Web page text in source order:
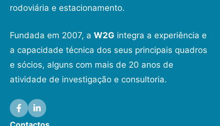
rodoviária e estacionamento.
Fundada em 2007, a W2G integra a experiência e
a capacidade técnica dos seus principais quadros
e sócios, alguns com mais de 20 anos de
atividade de investigação e consultoria.